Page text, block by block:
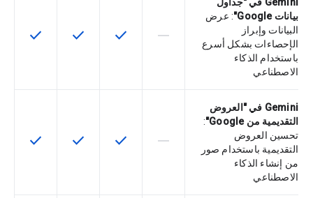
Gemini في "جداول
بيانات Google"
: عرض
البيانات وإبراز
الإحصاءات بشكل أسرع
باستخدام الذكاء
الاصطناعي
لا تتوفّر هذه الميزة لرمز التخزين
horizontal_rule تتوفّر هذه الميزة لرمز
check تتوفّر هذه الميزة
check تتوفّر
check
Gemini في "العروض
التقديمية من Google"
:
تحسين العروض
التقديمية باستخدام صور
من إنشاء الذكاء
الاصطناعي
لا تتوفّر هذه الميزة لرمز التخزين
horizontal_rule تتوفّر هذه الميزة لرمز
check تتوفّر هذه الميزة
check تتوفّر
check